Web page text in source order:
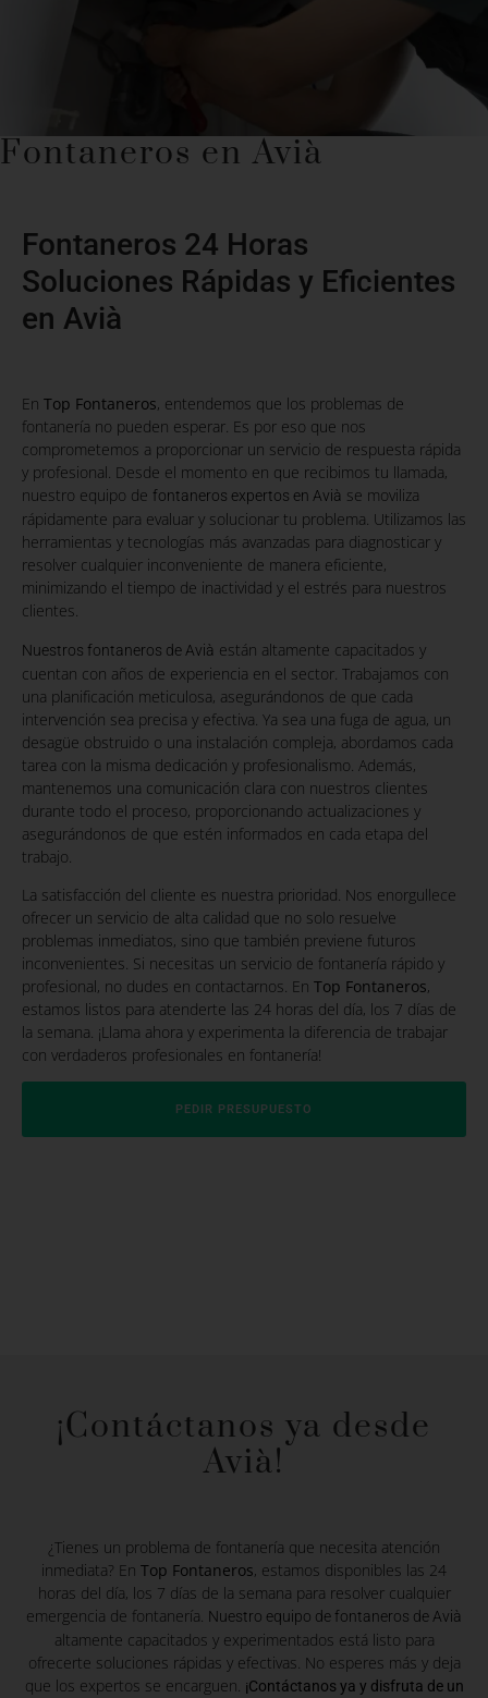
Fontaneros en Avià
Fontaneros 24 Horas
Soluciones Rápidas y Eficientes
en Avià
En Top Fontaneros, entendemos que los problemas de
fontanería no pueden esperar. Es por eso que nos
comprometemos a proporcionar un servicio de respuesta rápida
y profesional. Desde el momento en que recibimos tu llamada,
nuestro equipo de fontaneros expertos en Avià se moviliza
rápidamente para evaluar y solucionar tu problema. Utilizamos las
herramientas y tecnologías más avanzadas para diagnosticar y
resolver cualquier inconveniente de manera eficiente,
minimizando el tiempo de inactividad y el estrés para nuestros
clientes.
Nuestros fontaneros de Avià están altamente capacitados y
cuentan con años de experiencia en el sector. Trabajamos con
una planificación meticulosa, asegurándonos de que cada
intervención sea precisa y efectiva. Ya sea una fuga de agua, un
desagüe obstruido o una instalación compleja, abordamos cada
tarea con la misma dedicación y profesionalismo. Además,
mantenemos una comunicación clara con nuestros clientes
durante todo el proceso, proporcionando actualizaciones y
asegurándonos de que estén informados en cada etapa del
trabajo.
La satisfacción del cliente es nuestra prioridad. Nos enorgullece
ofrecer un servicio de alta calidad que no solo resuelve
problemas inmediatos, sino que también previene futuros
inconvenientes. Si necesitas un servicio de fontanería rápido y
profesional, no dudes en contactarnos. En Top Fontaneros,
estamos listos para atenderte las 24 horas del día, los 7 días de
la semana. ¡Llama ahora y experimenta la diferencia de trabajar
con verdaderos profesionales en fontanería!
PEDIR PRESUPUESTO
¡Contáctanos ya desde
Avià!
¿Tienes un problema de fontanería que necesita atención
inmediata? En Top Fontaneros, estamos disponibles las 24
horas del día, los 7 días de la semana para resolver cualquier
emergencia de fontanería. Nuestro equipo de fontaneros de Avià
altamente capacitados y experimentados está listo para
ofrecerte soluciones rápidas y efectivas. No esperes más y deja
que los expertos se encarguen. ¡Contáctanos ya y disfruta de un